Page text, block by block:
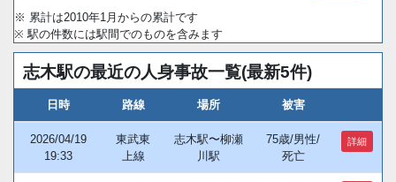
※ 累計は2010年1月からの累計です
※ 駅の件数には駅間でのものを含みます
志木駅の最近の人身事故一覧(最新5件)
日時 路線 場所 被害
2026/04/19
19:33
東武東
上線
志木駅〜柳瀬
川駅
75歳/男性/
死亡
詳細